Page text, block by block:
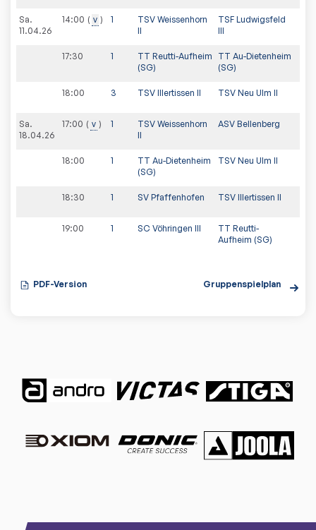
Sa.
11.04.26
14:00 v 1
TSV Weissenhorn
II
TSF Ludwigsfeld
III
17:30 1
TT Reutti-Aufheim
(SG)
TT Au-Dietenheim
(SG)
18:00 3 TSV Illertissen II TSV Neu Ulm II
Sa.
18.04.26
17:00 v 1
TSV Weissenhorn
II
ASV Bellenberg
18:00 1
TT Au-Dietenheim
(SG)
TSV Neu Ulm II
18:30 1 SV Pfaffenhofen TSV Illertissen II
19:00 1 SC Vöhringen III
TT Reutti-
Aufheim (SG)
PDF-Version Gruppenspielplan